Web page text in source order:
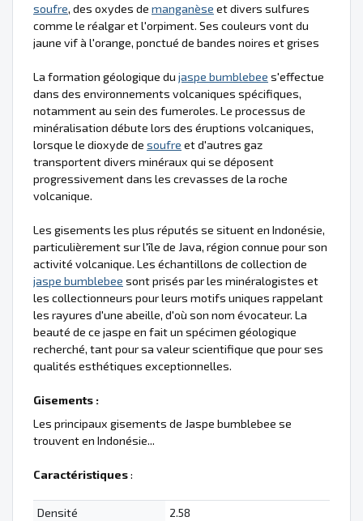
soufre, des oxydes de manganèse et divers sulfures
comme le réalgar et l'orpiment. Ses couleurs vont du
jaune vif à l'orange, ponctué de bandes noires et grises
La formation géologique du jaspe bumblebee s'effectue
dans des environnements volcaniques spécifiques,
notamment au sein des fumeroles. Le processus de
minéralisation débute lors des éruptions volcaniques,
lorsque le dioxyde de soufre et d'autres gaz
transportent divers minéraux qui se déposent
progressivement dans les crevasses de la roche
volcanique.
Les gisements les plus réputés se situent en Indonésie,
particulièrement sur l'île de Java, région connue pour son
activité volcanique. Les échantillons de collection de
jaspe bumblebee sont prisés par les minéralogistes et
les collectionneurs pour leurs motifs uniques rappelant
les rayures d'une abeille, d'où son nom évocateur. La
beauté de ce jaspe en fait un spécimen géologique
recherché, tant pour sa valeur scientifique que pour ses
qualités esthétiques exceptionnelles.
Gisements :
Les principaux gisements de Jaspe bumblebee se
trouvent en Indonésie...
Caractéristiques:
Densité
2.58